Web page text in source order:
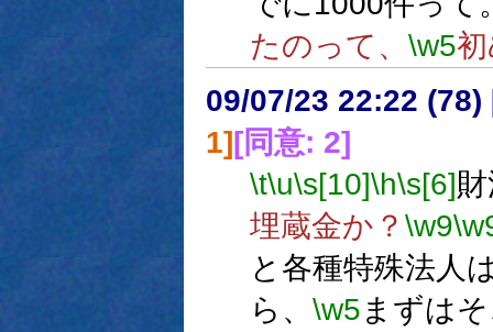
たのって、 \w5
09/07/23 22:22 (78)
1][同意: 2]
\t\u\s[10]\h\s[6]
埋蔵金か？ \w9
と各種特殊法人
ら、 \w5まずは